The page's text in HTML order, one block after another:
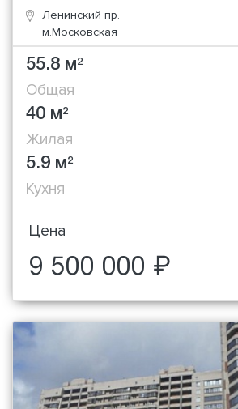
Ленинский пр.
м.Московская
55.8 м2
Общая
40 м2
Жилая
5.9 м2
Кухня
Цена
9 500 000 ₽